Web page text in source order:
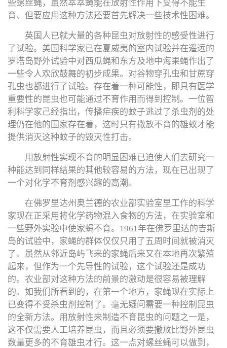
些螺丝蝇，虽然萃萃蝇能在放射性作用下变得不能生
育、但要应用这种方法还要首先解决一些技术性困难。
英国人已就大量的各种昆虫对放射性的感受性进行
了试验。美国科学家已在夏威夷的室内试验并在遥远的
罗塔岛野外试验中对西瓜蝇和东方及地中海果蝇作出了
一些令人欢欣鼓舞的初步成果。对谷物穿孔虫和甘蔗穿
孔虫也都进行了试验。存在着一种可能性，即具有医学
重要性的昆虫也可能通过不育作用而得到控制。一位智
利科学家己经指出，传播疟疾的蚊子逃过了杀虫剂的处
理仍在他的国家存在着，这时只有撒放不育的雄蚁才能
提供消灭这种蚊子的毁灭性打击。
用放射性实现不育的明显困难已迫使人们去研究一
种能达到同样结果的其他较容易的方法，现在已出现了
一个对化学不育剂感兴趣的高潮。
在佛罗里达州奥兰德的农业部实验室里工作的科学
家现在正采用将化学药物混入食物的方法，在实验室和
一些野外实验中使家蝇不育。1961年在佛罗里达的吉斯
岛的试验中，家蝇的群体仅仅只用了五周时间就被消灭
了。虽然从邻近岛屿飞来的家蝇后来又在本地再次繁殖
起来，但作为一个先导性的试验，这个试验还是成功
的。农业部对这种方法的前景的激动是很容易被理解
的。如我们所看到的，在第一个地方，家蝇现在实际上
已变得不受杀虫剂控制了。毫无疑问需要一种控制昆虫
的全新方法。用放射性来制造不育昆虫的问题之一是，
这不仅需要人工培养昆虫，而且必须要撒放比野外昆虫
数量更多的不育雄虫才行。这一点对螺丝蝇可以做到，